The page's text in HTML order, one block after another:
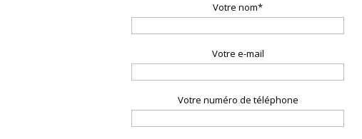
Votre nom*
Votre e-mail
Votre numéro de téléphone